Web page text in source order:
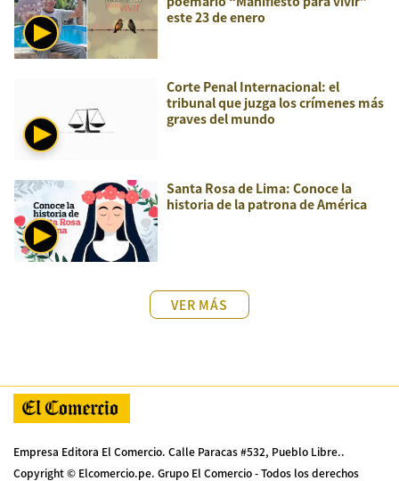
este 23 de enero
Corte Penal Internacional: el
tribunal que juzga los crímenes más
graves del mundo
Santa Rosa de Lima: Conoce la
historia de la patrona de América
VER MÁS
Empresa Editora El Comercio. Calle Paracas #532, Pueblo Libre..
Copyright © Elcomercio.pe. Grupo El Comercio - Todos los derechos